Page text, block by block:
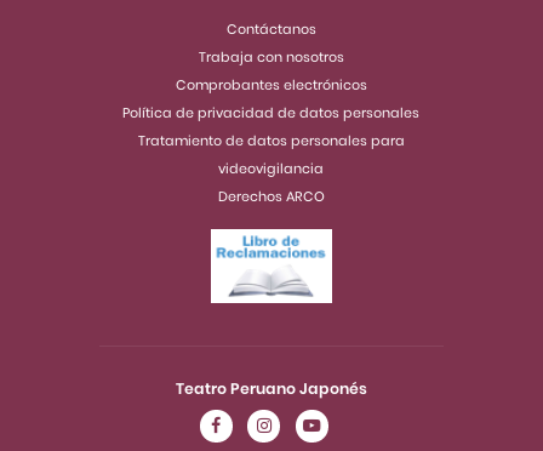
Teatro Peruano Japonés
Contáctanos
Trabaja con nosotros
Comprobantes electrónicos
Política de privacidad de datos personales
Tratamiento de datos personales para
videovigilancia
Derechos ARCO